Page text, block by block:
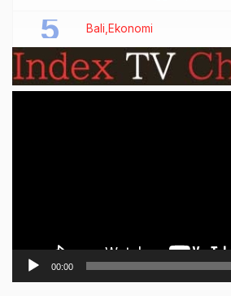
Bali Ekonomi
00:00